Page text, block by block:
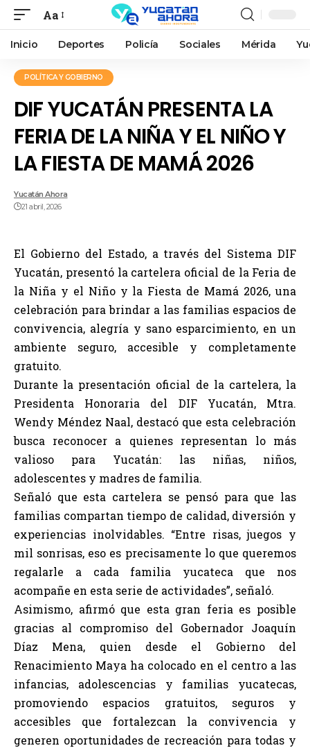
Aa
Inicio Deportes Policía Sociales Mérida
POLÍTICA Y GOBIERNO
DIF YUCATÁN PRESENTA LA
FERIA DE LA NIÑA Y EL NIÑO Y
LA FIESTA DE MAMÁ 2026
Yucatán Ahora
21 abril, 2026
El Gobierno del Estado, a través del Sistema DIF
Yucatán, presentó la cartelera oficial de la Feria de
la Niña y el Niño y la Fiesta de Mamá 2026, una
celebración para brindar a las familias espacios de
convivencia, alegría y sano esparcimiento, en un
ambiente seguro, accesible y completamente
gratuito.
Durante la presentación oficial de la cartelera, la
Presidenta Honoraria del DIF Yucatán, Mtra.
Wendy Méndez Naal, destacó que esta celebración
busca reconocer a quienes representan lo más
valioso para Yucatán: las niñas, niños,
adolescentes y madres de familia.
Señaló que esta cartelera se pensó para que las
familias compartan tiempo de calidad, diversión y
experiencias inolvidables. “Entre risas, juegos y
mil sonrisas, eso es precisamente lo que queremos
regalarle a cada familia yucateca que nos
acompañe en esta serie de actividades”, señaló.
Asimismo, afirmó que esta gran feria es posible
gracias al compromiso del Gobernador Joaquín
Díaz Mena, quien desde el Gobierno del
Renacimiento Maya ha colocado en el centro a las
infancias, adolescencias y familias yucatecas,
promoviendo espacios gratuitos, seguros y
accesibles que fortalezcan la convivencia y
generen oportunidades de recreación para todas y